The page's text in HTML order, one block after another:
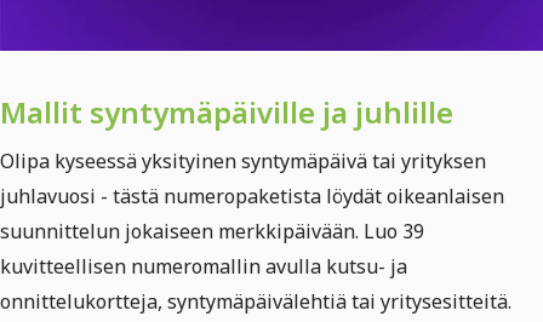
Mallit syntymäpäiville ja juhlille
Olipa kyseessä yksityinen syntymäpäivä tai yrityksen
juhlavuosi - tästä numeropaketista löydät oikeanlaisen
suunnittelun jokaiseen merkkipäivään. Luo 39
kuvitteellisen numeromallin avulla kutsu- ja
onnittelukortteja, syntymäpäivälehtiä tai yritysesitteitä.